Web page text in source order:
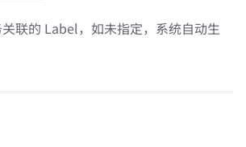
联的 Label，如未指定，系统自动生